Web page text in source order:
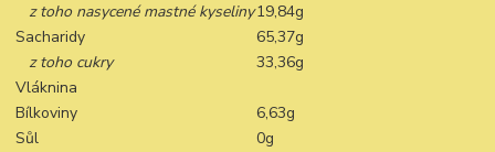
z toho nasycené mastné kyseliny19,84g
Sacharidy
65,37g
z toho cukry
33,36g
Vláknina
Bílkoviny
6,63g
Sůl
0g